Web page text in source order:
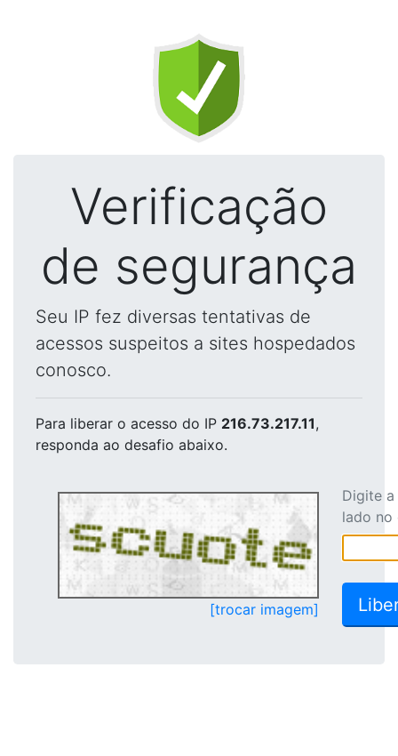
Verificação
de segurança
Seu IP fez diversas tentativas de
acessos suspeitos a sites hospedados
conosco.
Para liberar o acesso do IP 216.73.217.11,
responda ao desafio abaixo.
[trocar imagem]
Digite
lado no